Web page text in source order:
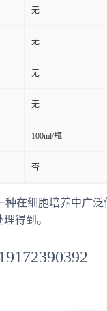
无
无
无
无
100ml/瓶
否
种在细胞培养中
得到。